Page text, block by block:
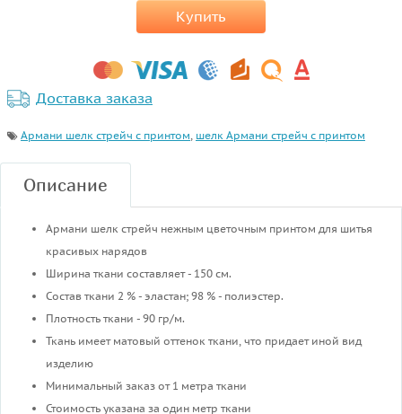
Купить
Доставка заказа
Армани шелк стрейч с принтом, шелк Армани стрейч с принтом
Описание
Армани шелк стрейч нежным цветочным принтом для шитья
красивых нарядов
Ширина ткани составляет - 150 см.
Состав ткани 2 % - эластан; 98 % - полиэстер.
Плотность ткани - 90 гр/м.
Ткань имеет матовый оттенок ткани, что придает иной вид
изделию
Минимальный заказ от 1 метра ткани
Стоимость указана за один метр ткани